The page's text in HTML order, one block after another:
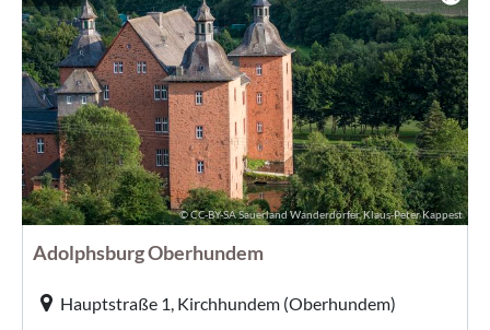
© CC-BY-SA Sauerland Wanderdörfer, Klaus-Peter Kappest
Adolphsburg Oberhundem
Hauptstraße 1, Kirchhundem (Oberhundem)